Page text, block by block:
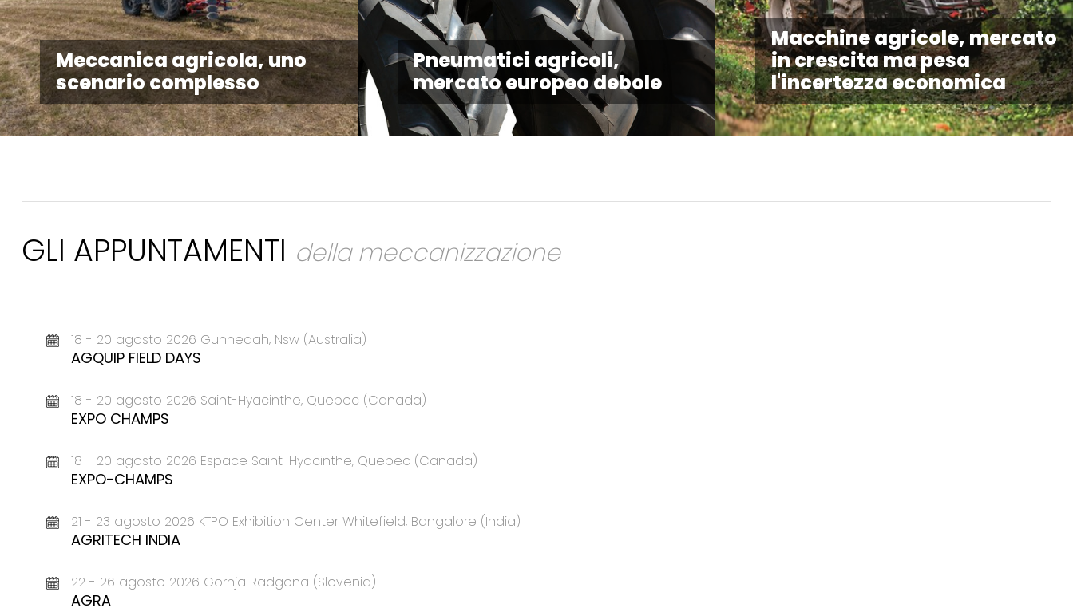
Meccanica agricola, uno
scenario complesso
Pneumatici agricoli,
mercato europeo debole
Macchine agricole, mercato
in crescita ma pesa
l'incertezza economica
GLI APPUNTAMENTI della meccanizzazione
18 - 20 agosto 2026 Gunnedah, Nsw (Australia)
AGQUIP FIELD DAYS
18 - 20 agosto 2026 Saint-Hyacinthe, Quebec (Canada)
EXPO CHAMPS
18 - 20 agosto 2026 Espace Saint-Hyacinthe, Quebec (Canada)
EXPO-CHAMPS
21 - 23 agosto 2026 KTPO Exhibition Center Whitefield, Bangalore (India)
AGRITECH INDIA
22 - 26 agosto 2026 Gornja Radgona (Slovenia)
AGRA